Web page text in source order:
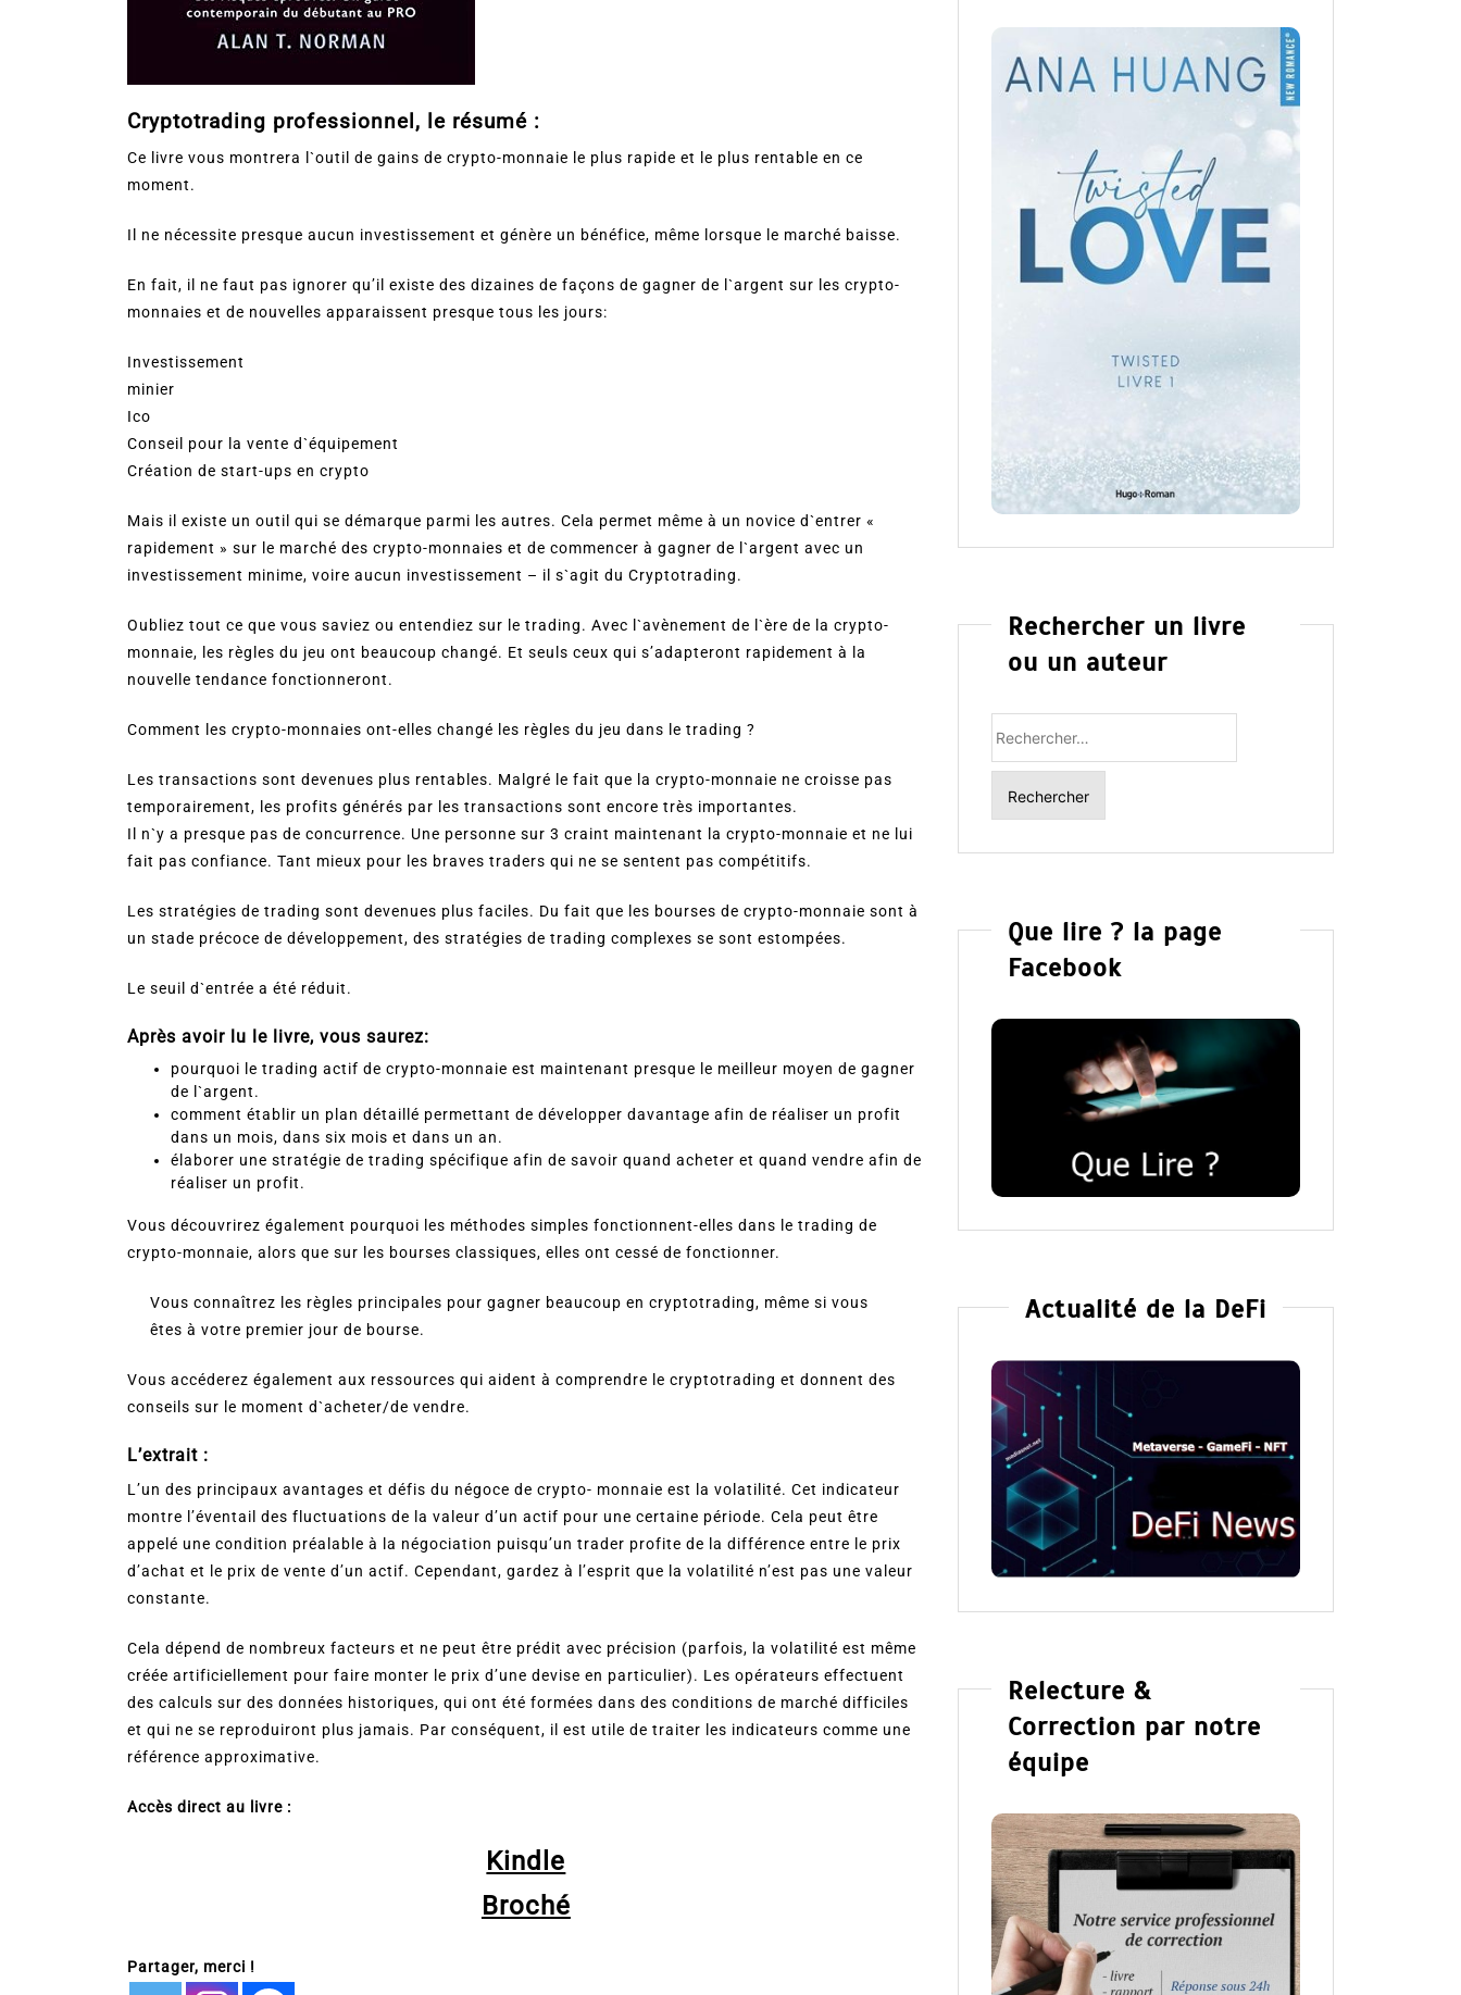
Cryptotrading professionnel, le résumé :
Ce livre vous montrera l`outil de gains de crypto-monnaie le plus rapide et le plus rentable en ce
moment.
Il ne nécessite presque aucun investissement et génère un bénéfice, même lorsque le marché baisse.
En fait, il ne faut pas ignorer qu’il existe des dizaines de façons de gagner de l`argent sur les crypto-
monnaies et de nouvelles apparaissent presque tous les jours:
Investissement
minier
Ico
Conseil pour la vente d`équipement
Création de start-ups en crypto
Mais il existe un outil qui se démarque parmi les autres. Cela permet même à un novice d`entrer «
rapidement » sur le marché des crypto-monnaies et de commencer à gagner de l`argent avec un
investissement minime, voire aucun investissement – il s`agit du Cryptotrading.
Oubliez tout ce que vous saviez ou entendiez sur le trading. Avec l`avènement de l`ère de la crypto-
monnaie, les règles du jeu ont beaucoup changé. Et seuls ceux qui s’adapteront rapidement à la
nouvelle tendance fonctionneront.
Comment les crypto-monnaies ont-elles changé les règles du jeu dans le trading ?
Les transactions sont devenues plus rentables. Malgré le fait que la crypto-monnaie ne croisse pas
temporairement, les profits générés par les transactions sont encore très importantes.
Il n`y a presque pas de concurrence. Une personne sur 3 craint maintenant la crypto-monnaie et ne lui
fait pas confiance. Tant mieux pour les braves traders qui ne se sentent pas compétitifs.
Les stratégies de trading sont devenues plus faciles. Du fait que les bourses de crypto-monnaie sont à
un stade précoce de développement, des stratégies de trading complexes se sont estompées.
Le seuil d`entrée a été réduit.
Après avoir lu le livre, vous saurez:
pourquoi le trading actif de crypto-monnaie est maintenant presque le meilleur moyen de gagner
de l`argent.
comment établir un plan détaillé permettant de développer davantage afin de réaliser un profit
dans un mois, dans six mois et dans un an.
élaborer une stratégie de trading spécifique afin de savoir quand acheter et quand vendre afin de
réaliser un profit.
Vous découvrirez également pourquoi les méthodes simples fonctionnent-elles dans le trading de
crypto-monnaie, alors que sur les bourses classiques, elles ont cessé de fonctionner.
Vous connaîtrez les règles principales pour gagner beaucoup en cryptotrading, même si vous
êtes à votre premier jour de bourse.
Vous accéderez également aux ressources qui aident à comprendre le cryptotrading et donnent des
conseils sur le moment d`acheter/de vendre.
L’extrait :
L’un des principaux avantages et défis du négoce de crypto- monnaie est la volatilité. Cet indicateur
montre l’éventail des fluctuations de la valeur d’un actif pour une certaine période. Cela peut être
appelé une condition préalable à la négociation puisqu’un trader profite de la différence entre le prix
d’achat et le prix de vente d’un actif. Cependant, gardez à l’esprit que la volatilité n’est pas une valeur
constante.
Cela dépend de nombreux facteurs et ne peut être prédit avec précision (parfois, la volatilité est même
créée artificiellement pour faire monter le prix d’une devise en particulier). Les opérateurs effectuent
des calculs sur des données historiques, qui ont été formées dans des conditions de marché difficiles
et qui ne se reproduiront plus jamais. Par conséquent, il est utile de traiter les indicateurs comme une
référence approximative.
Accès direct au livre :
Kindle
Broché
Partager, merci !
Rechercher un livre
ou un auteur
Que lire ? la page
Facebook
Actualité de la DeFi
Relecture &
Correction par notre
équipe